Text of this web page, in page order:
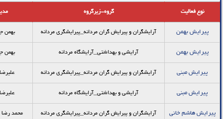
نوع فعالیت گروه-زیرگروه
پيرايش بهمن آرایشگران و پیرایش گران مردانه_پيرايشگري مردانه بهمن
پيرايش بهمن آرایشی و بهداشتی_آرایشگاه مردانه بهمن
پيرايش مبنی آرایشگران و پیرایش گران مردانه_پيرايشگري مردانه
پيرايش مبنی آرایشی و بهداشتی_آرایشگاه مردانه
پيرايش هاشم خاني آرایشگران و پیرایش گران مردانه_پيرايشگري مردانه محمد رضا